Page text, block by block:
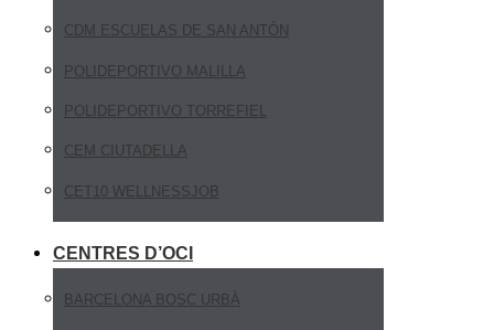
CDM ESCUELAS DE SAN ANTÓN
POLIDEPORTIVO MALILLA
POLIDEPORTIVO TORREFIEL
CEM CIUTADELLA
CET10 WELLNESSJOB
CENTRES D’OCI
BARCELONA BOSC URBÀ